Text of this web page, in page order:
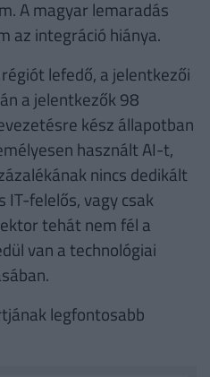
A magyar lemaradás
az integráció hiánya.
lefedő, a jelentkezői
a jelentkezők 98
kész állapotban
használt AI-t,
nincs dedikált
IT-felelős, vagy csak
tehát nem fél a
van a technológiai
legfontosabb